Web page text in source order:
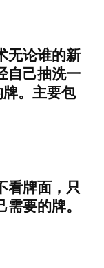
无论谁的新
自己抽洗一
。主要包
看牌面，只
要的牌。